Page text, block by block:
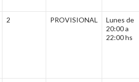
2 PROVISIONAL
Lunes de
20:00 a
22:00 hs